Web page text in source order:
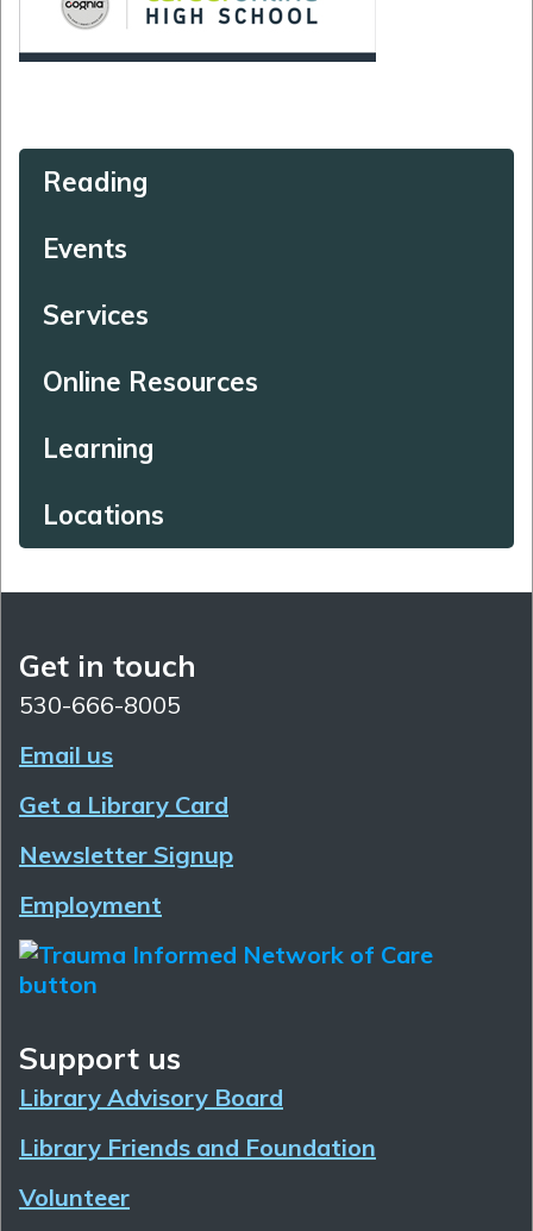
Reading
Events
Services
Online Resources
Learning
Locations
Get in touch
530-666-8005
Email us
Get a Library Card
Newsletter Signup
Employment
Support us
Library Advisory Board
Library Friends and Foundation
Volunteer